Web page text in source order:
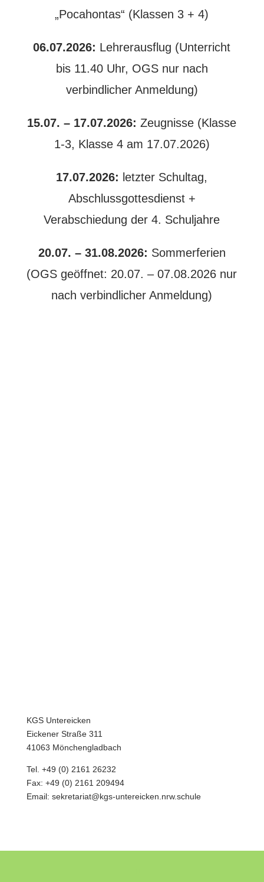
„Pocahontas“ (Klassen 3 + 4)
06.07.2026: Lehrerausflug (Unterricht
bis 11.40 Uhr, OGS nur nach
verbindlicher Anmeldung)
15.07. – 17.07.2026: Zeugnisse (Klasse
1-3, Klasse 4 am 17.07.2026)
17.07.2026: letzter Schultag,
Abschlussgottesdienst +
Verabschiedung der 4. Schuljahre
20.07. – 31.08.2026: Sommerferien
(OGS geöffnet: 20.07. – 07.08.2026 nur
nach verbindlicher Anmeldung)
KGS Untereicken
Eickener Straße 311
41063 Mönchengladbach
Tel. +49 (0) 2161 26232
Fax: +49 (0) 2161 209494
Email: sekretariat@kgs-untereicken.nrw.schule